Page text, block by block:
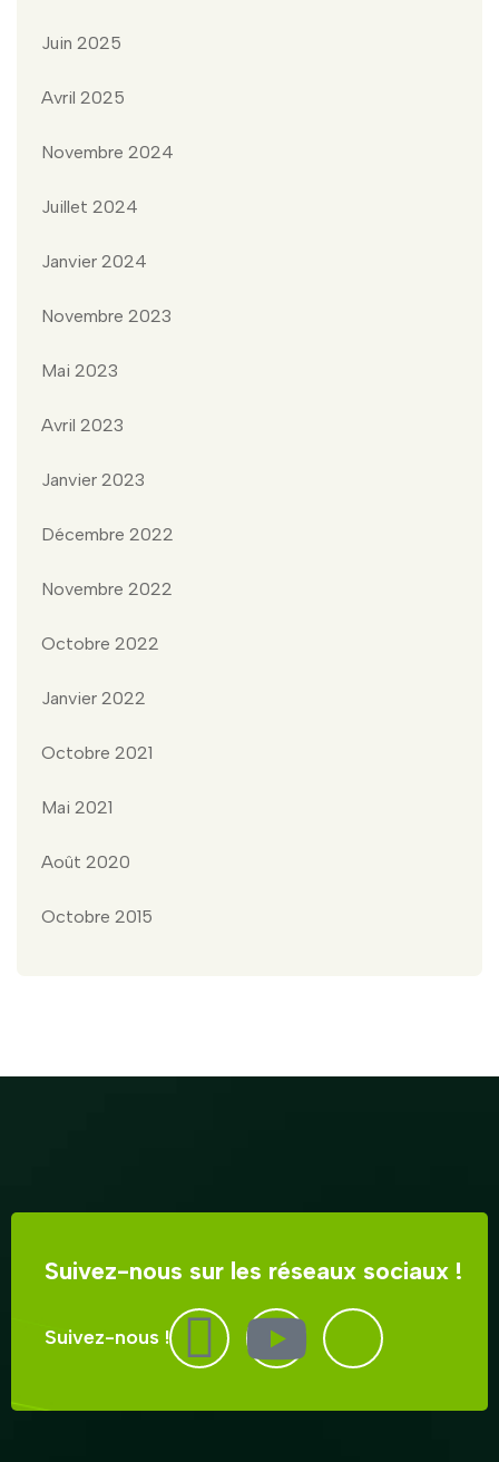
Juin 2025
Avril 2025
Novembre 2024
Juillet 2024
Janvier 2024
Novembre 2023
Mai 2023
Avril 2023
Janvier 2023
Décembre 2022
Novembre 2022
Octobre 2022
Janvier 2022
Octobre 2021
Mai 2021
Août 2020
Octobre 2015
Suivez-nous sur les réseaux sociaux !
Suivez-nous !